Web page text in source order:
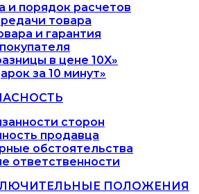
и порядок расчетов
товара
и гарантия
в цене 10X»
за 10 минут»
сторон
продавца
обстоятельства
ответственности
ПОЛОЖЕНИЯ